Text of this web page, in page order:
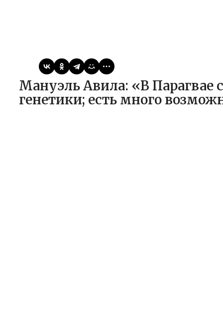
Мануэль Авила: «В Парагвае существует открытый рынок
генетики; есть много